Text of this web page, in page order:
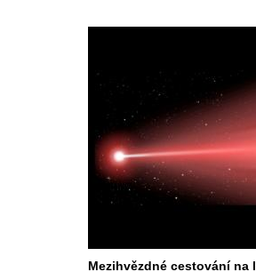
Mezihvězdné cestování na